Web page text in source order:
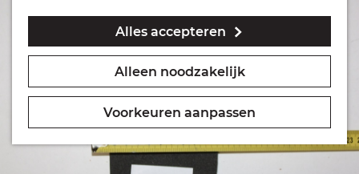
Alles accepteren
Alleen noodzakelijk
Voorkeuren aanpassen
Geocachen
Naar het museum